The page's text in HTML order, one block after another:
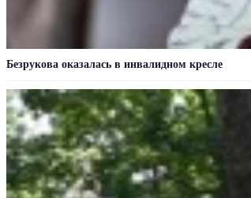
Безрукова оказалась в инвалидном кресле